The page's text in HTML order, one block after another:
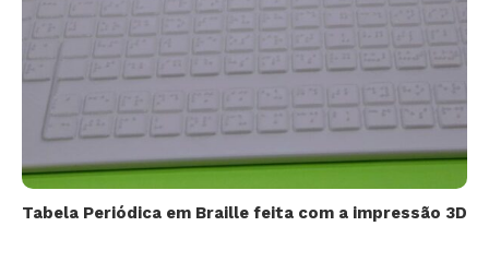
Tabela Periódica em Braille feita com a impressão 3D